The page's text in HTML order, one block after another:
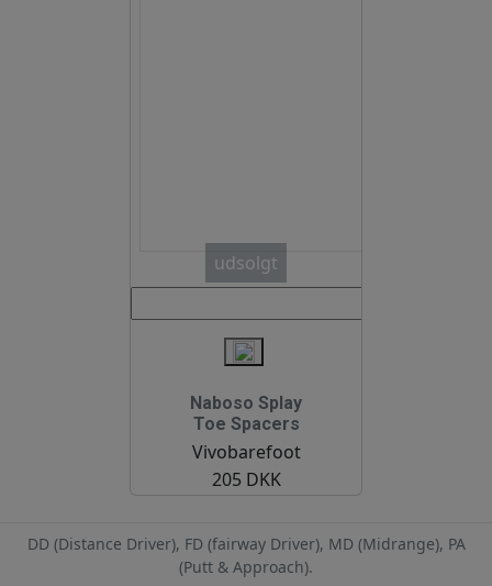
udsolgt
Naboso Splay
Toe Spacers
Vivobarefoot
205 DKK
DD (Distance Driver), FD (fairway Driver), MD (Midrange), PA
(Putt & Approach).